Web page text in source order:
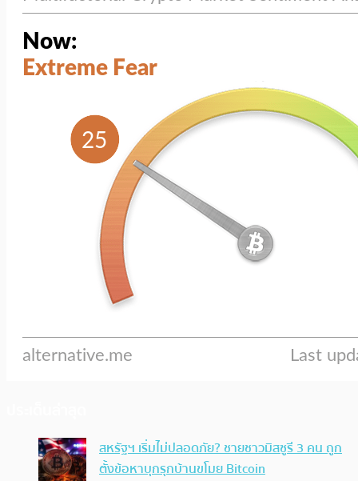
สหรัฐฯ เริ่มไม่ปลอดภัย? ชายชาวมิสซูรี 3 คน ถูก
ตั้งข้อหาบุกรุกบ้านขโมย Bitcoin